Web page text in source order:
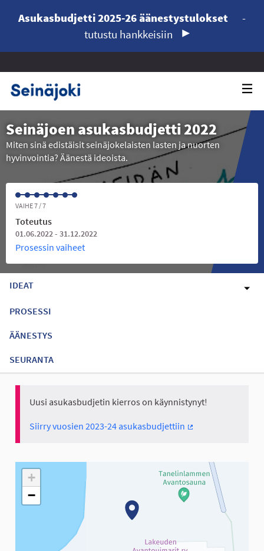
Asukasbudjetti 2025-26 äänestystulokset
-
tutustu hankkeisiin
Seinäjoen asukasbudjetti 2022
Miten sinä edistäisit seinäjokelaisten lasten ja nuorten
hyvinvointia? Äänestä ideoista.
VAIHE 7 / 7
Toteutus
01.06.2022 - 31.12.2022
Prosessin vaiheet
IDEAT
PROSESSI
ÄÄNESTYS
SEURANTA
Uusi asukasbudjetin kierros on käynnistynyt!
Siirry vuosien 2023-24 asukasbudjettiin
Seuraavassa elementissä on kartta, joka esittää tämän
+
−